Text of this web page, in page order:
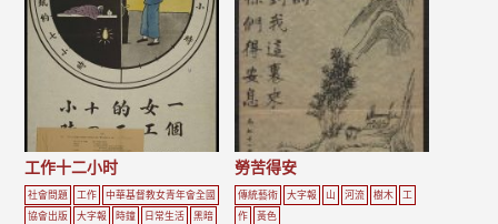
工作十二小时
社會問題 工作
中華基督教女青年會全國
協會出版
大字報 時鐘 日常生活
黑暗
勞苦得安
傳統藝術 大字報 山 河流 樹木
工
作
黃色